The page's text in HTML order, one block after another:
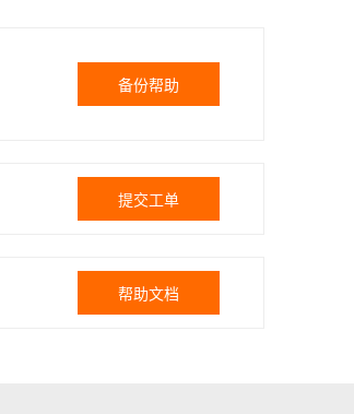
备份帮助
提交工单
帮助文档